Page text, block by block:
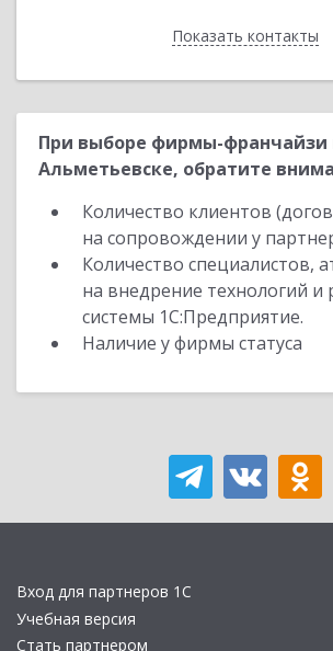
Показать контакты
Назад
При выборе фирмы-франчайзи
Альметьевске, обратите
Количество клиентов
на сопровождении у
Количество специалистов,
на внедрение технологий
системы 1С:Предприятие.
Наличие у фирмы статуса
Вход для партнеров 1С
Учебная версия
Стать партнером